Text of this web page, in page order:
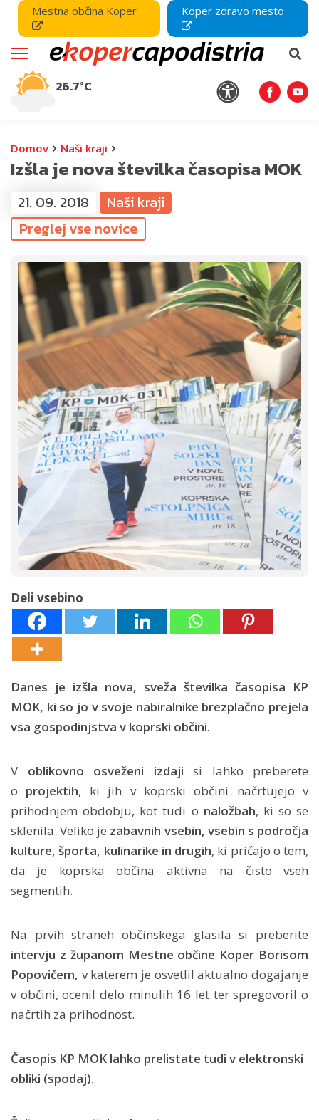
Mestna občina Koper Koper zdravo mesto
26.7°C
Domov › Naši kraji ›
Izšla je nova številka časopisa MOK
21. 09. 2018
Naši kraji
Preglej vse novice
Deli vsebino
Danes je izšla nova, sveža številka časopisa KP
MOK, ki so jo v svoje nabiralnike brezplačno prejela
vsa gospodinjstva v koprski občini.
V oblikovno osveženi izdaji si lahko preberete
o projektih, ki jih v koprski občini načrtujejo v
prihodnjem obdobju, kot tudi o naložbah, ki so se
sklenila. Veliko je zabavnih vsebin, vsebin s področja
kulture, športa, kulinarike in drugih, ki pričajo o tem,
da je koprska občina aktivna na čisto vseh
segmentih.
Na prvih straneh občinskega glasila si preberite
intervju z županom Mestne občine Koper Borisom
Popovičem, v katerem je osvetlil aktualno dogajanje
v občini, ocenil delo minulih 16 let ter spregovoril o
načrtih za prihodnost.
Časopis KP MOK lahko prelistate tudi v elektronski
obliki (spodaj).